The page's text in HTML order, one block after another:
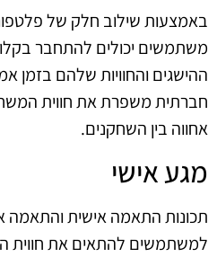
באמצעות שילוב חלק של
משתמשים יכולים להתחבר
ההישגים והחוויות שלהם בזמן
חברתית משפרת את חווית
אחווה בין השחקנים.
מגע אישי
תכונות התאמה אישית והתאמה
למשתמשים להתאים את